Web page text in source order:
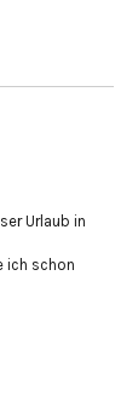
Urlaub in
ich schon